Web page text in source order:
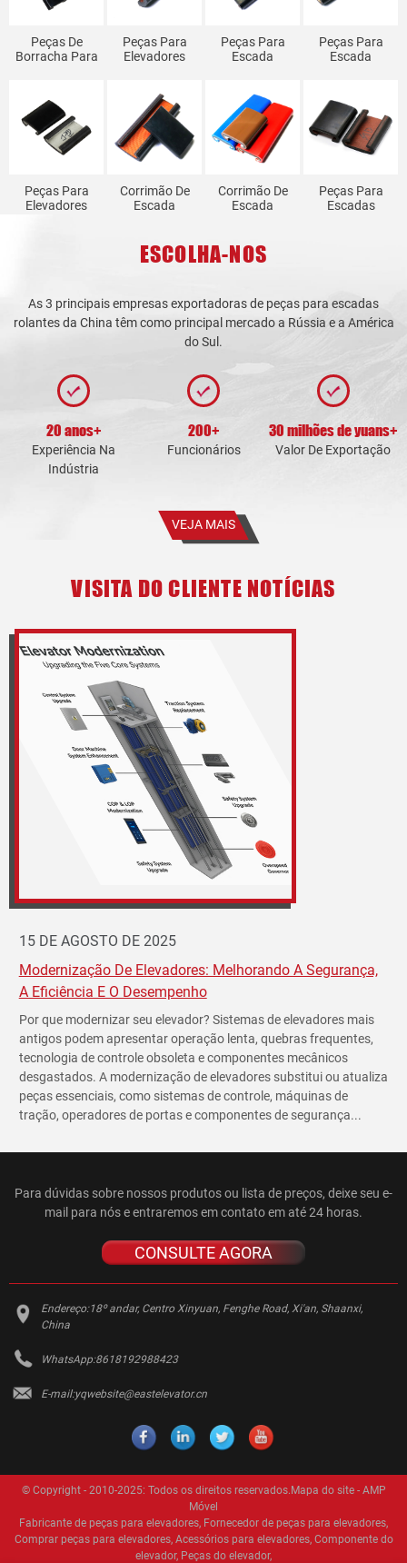
Peças De
Borracha Para
(Sigma)
Corrimão
Peças Para
Elevadores
Para Escadas
Rolantes SD...
Peças Para
Escada
Para Escada
Rolante
Peças Para
Escada
GRF-1
Peças Para
Elevadores
Corrimão De
Escada
800 GRF
Corrimão De
Escada
Geral SDS
SWE...
Peças Para
Escadas
ESCOLHA-NOS
As 3 principais empresas exportadoras de peças para escadas
rolantes da China têm como principal mercado a Rússia e a América
do Sul.
20 anos+
Experiência Na
Indústria
200+
Funcionários
30 milhões de yuans+
Valor De Exportação
VEJA MAIS
VISITA DO CLIENTE NOTÍCIAS
15 DE AGOSTO DE 2025
Modernização De Elevadores: Melhorando A Segurança,
A Eficiência E O Desempenho
Por que modernizar seu elevador? Sistemas de elevadores mais
antigos podem apresentar operação lenta, quebras frequentes,
tecnologia de controle obsoleta e componentes mecânicos
desgastados. A modernização de elevadores substitui ou atualiza
peças essenciais, como sistemas de controle, máquinas de
tração, operadores de portas e componentes de segurança...
Para dúvidas sobre nossos produtos ou lista de preços, deixe seu e-
mail para nós e entraremos em contato em até 24 horas.
CONSULTE AGORA
Endereço:18º andar, Centro Xinyuan, Fenghe Road, Xi'an, Shaanxi,
China
WhatsApp:8618192988423
E-mail:yqwebsite@eastelevator.cn
© Copyright - 2010-2025: Todos os direitos reservados.Mapa do site- AMP
Móvel
Fabricante de peças para elevadores, Fornecedor de peças para elevadores,
Comprar peças para elevadores, Acessórios para elevadores, Componente do
elevador, Peças do elevador,